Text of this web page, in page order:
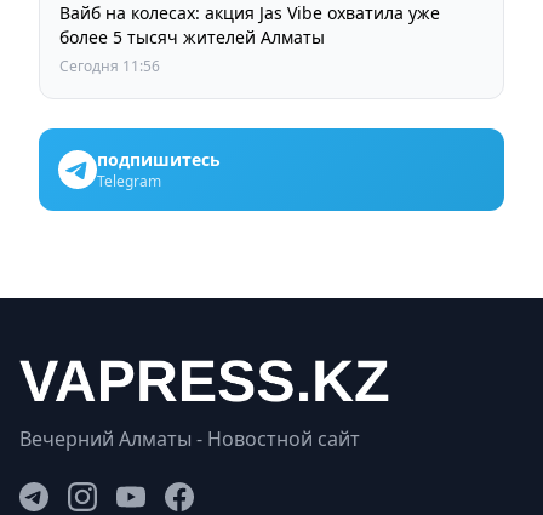
Вайб на колесах: акция Jas Vibe охватила уже
более 5 тысяч жителей Алматы
Сегодня 11:56
подпишитесь
Telegram
Вечерний Алматы - Новостной сайт